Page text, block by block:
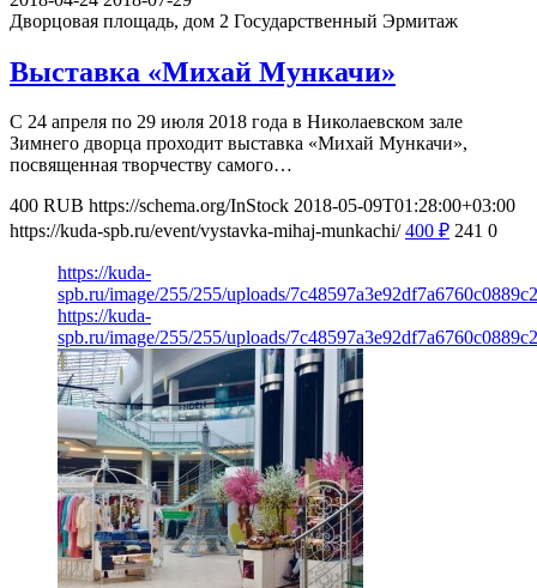
Дворцовая площадь, дом 2 Государственный Эрмитаж
Выставка «Михай Мункачи»
С 24 апреля по 29 июля 2018 года в Николаевском зале
Зимнего дворца проходит выставка «Михай Мункачи»,
посвященная творчеству самого…
400 RUB https://schema.org/InStock 2018-05-09T01:28:00+03:00
https://kuda-spb.ru/event/vystavka-mihaj-munkachi/ 400 ₽ 241 0
https://kuda-
spb.ru/image/255/255/uploads/
https://kuda-
spb.ru/image/255/255/uploads/